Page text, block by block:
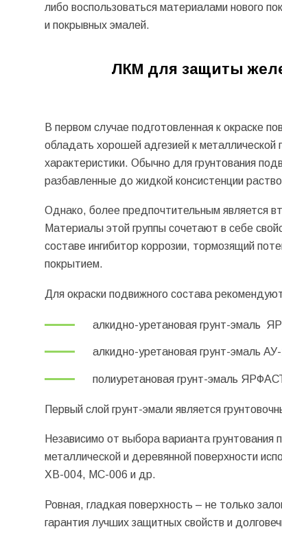
либо воспользоваться материалами нового
и покрывных эмалей.
ЛКМ для защиты
В первом случае подготовленная к окраске
обладать хорошей адгезией к
характеристики. Обычно для грунтования
разбавленные до жидкой консистенции
Однако, более предпочтительным является
Материалы этой группы сочетают в себе
составе ингибитор коррозии, тормозящий
покрытием.
Для окраски подвижного состава
алкидно-уретановая грунт-эмаль
алкидно-уретановая грунт-эмаль
полиуретановая грунт-эмаль
Первый слой грунт-эмали является
Независимо от выбора варианта
металлической и деревянной поверхности
ХВ-004, МС-006 и др.
Ровная, гладкая поверхность – не только
гарантия лучших защитных свойств и